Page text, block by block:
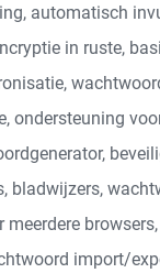
automatisch
in ruste,
ondersteuning
bladwijzers,
import/